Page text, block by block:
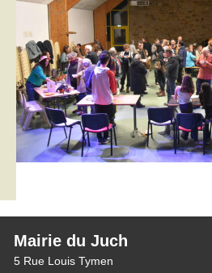
Mairie du Juch
5 Rue Louis Tymen